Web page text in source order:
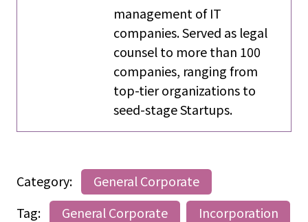
management of IT
companies. Served as legal
counsel to more than 100
companies, ranging from
top-tier organizations to
seed-stage Startups.
Category:
General Corporate
Tag:
General Corporate Incorporation